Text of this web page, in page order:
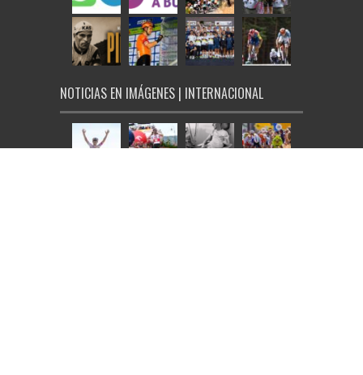
NOTICIAS EN IMÁGENES | INTERNACIONAL